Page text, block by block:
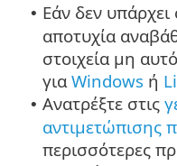
• Εάν δεν
αποτυχία
στοιχεία μη
γιαWindows ή
• Ανατρέξτε στις
αντιμετώπισης
περισσότερες